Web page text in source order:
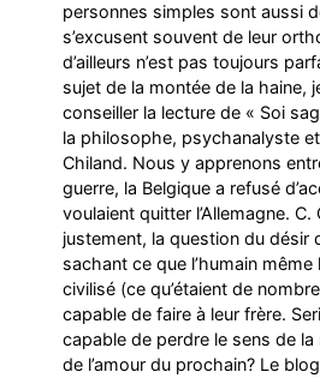
personnes simples sont aussi
s’excusent souvent de leur
d’ailleurs n’est pas toujours
sujet de la montée de la haine,
conseiller la lecture de « Soi
la philosophe, psychanalyste
Chiland. Nous y apprenons
guerre, la Belgique a refusé
voulaient quitter l’Allemagne.
justement, la question du désir
sachant ce que l’humain
civilisé (ce qu’étaient de
capable de faire à leur frère.
capable de perdre le sens de la
de l’amour du prochain? Le